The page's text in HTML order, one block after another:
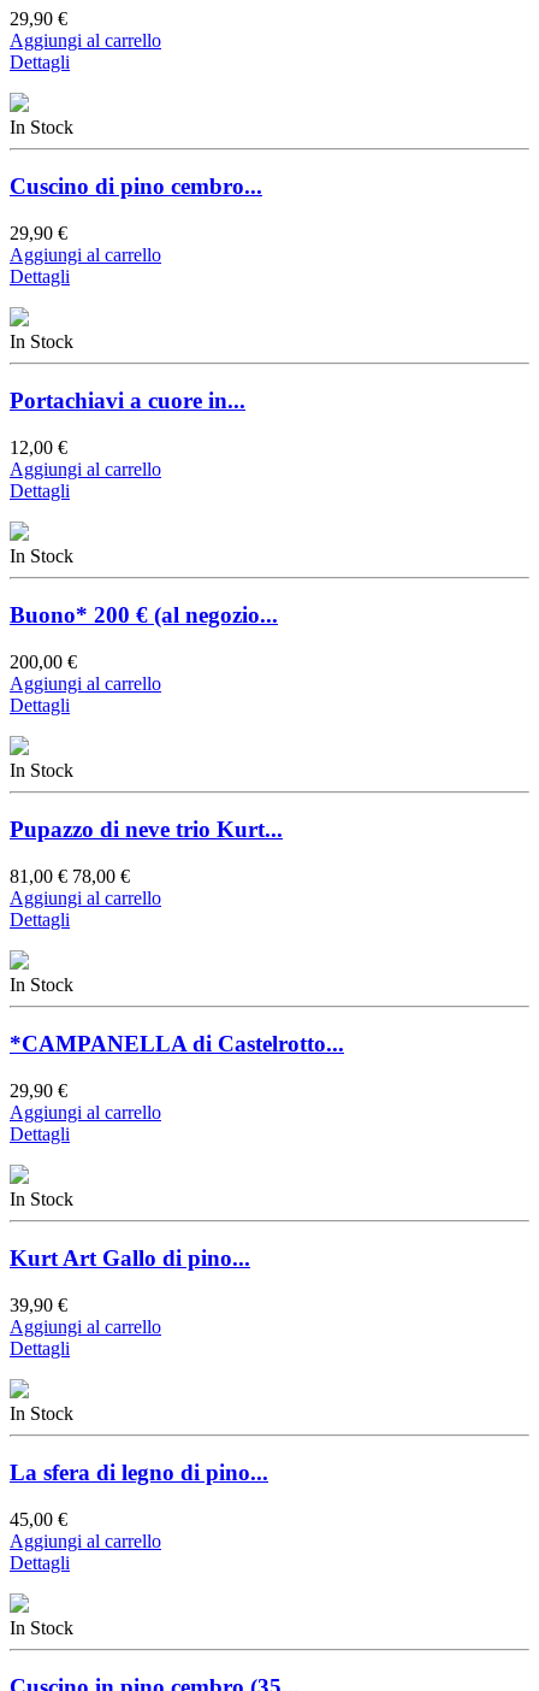
29,90 €
Aggiungi al carrello
Dettagli
In Stock
Cuscino di pino cembro...
29,90 €
Aggiungi al carrello
Dettagli
In Stock
Portachiavi a cuore in...
12,00 €
Aggiungi al carrello
Dettagli
In Stock
Buono* 200 € (al negozio...
200,00 €
Aggiungi al carrello
Dettagli
In Stock
Pupazzo di neve trio Kurt...
81,00 € 78,00 €
Aggiungi al carrello
Dettagli
In Stock
*CAMPANELLA di Castelrotto...
29,90 €
Aggiungi al carrello
Dettagli
In Stock
Kurt Art Gallo di pino...
39,90 €
Aggiungi al carrello
Dettagli
In Stock
La sfera di legno di pino...
45,00 €
Aggiungi al carrello
Dettagli
In Stock